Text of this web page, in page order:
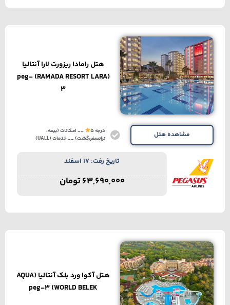
هتل رامادا ریزورت لارا آنتالیا
(RAMADA RESORT LARA) peg-
3
مشاهده هتل درجه 5
__ امکانات (بیمه،
ترانسفر،گشت) __ خدمات (UALL)
تاریخ رفت: 17 اسفند
63,690,000تومان
هتل آکوا ورد بلک آنتالیا (AQUA
WORLD BELEK) peg-3